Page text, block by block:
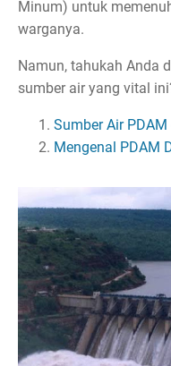
Minum) untuk
warganya.
Namun, tahukah Anda
sumber air yang vital
Sumber Air
Mengenal PDAM